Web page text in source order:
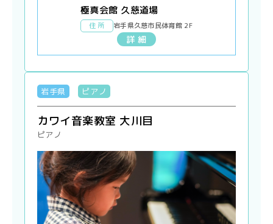
極真会館 久慈道場
住 所 岩手県久慈市民体育館 2F
詳 細
岩手県 ピアノ
カワイ音楽教室 大川目
ピアノ